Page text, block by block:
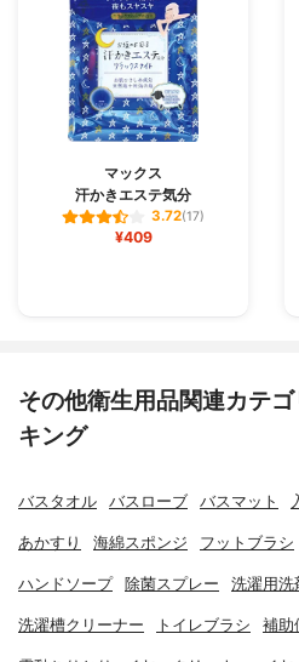
マックス
汗かきエステ気分
3.72(17)
¥409
その他衛生用品関連カテ
キング
バスタオル バスローブ バスマット
あかすり 海綿スポンジ フットブラシ
ハンドソープ 除菌スプレー 洗濯用洗
洗濯槽クリーナー トイレブラシ 補助